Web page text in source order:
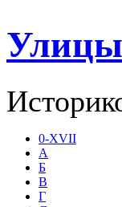
0-XVII
А
Б
В
Г